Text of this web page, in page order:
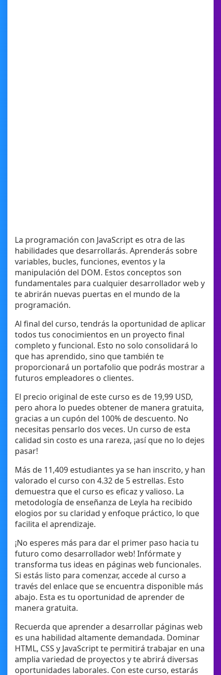
La programación con JavaScript es otra de las
habilidades que desarrollarás. Aprenderás sobre
variables, bucles, funciones, eventos y la
manipulación del DOM. Estos conceptos son
fundamentales para cualquier desarrollador web y
te abrirán nuevas puertas en el mundo de la
programación.
Al final del curso, tendrás la oportunidad de aplicar
todos tus conocimientos en un proyecto final
completo y funcional. Esto no solo consolidará lo
que has aprendido, sino que también te
proporcionará un portafolio que podrás mostrar a
futuros empleadores o clientes.
El precio original de este curso es de 19,99 USD,
pero ahora lo puedes obtener de manera gratuita,
gracias a un cupón del 100% de descuento. No
necesitas pensarlo dos veces. Un curso de esta
calidad sin costo es una rareza, ¡así que no lo dejes
pasar!
Más de 11,409 estudiantes ya se han inscrito, y han
valorado el curso con 4.32 de 5 estrellas. Esto
demuestra que el curso es eficaz y valioso. La
metodología de enseñanza de Leyla ha recibido
elogios por su claridad y enfoque práctico, lo que
facilita el aprendizaje.
¡No esperes más para dar el primer paso hacia tu
futuro como desarrollador web! Infórmate y
transforma tus ideas en páginas web funcionales.
Si estás listo para comenzar, accede al curso a
través del enlace que se encuentra disponible más
abajo. Esta es tu oportunidad de aprender de
manera gratuita.
Recuerda que aprender a desarrollar páginas web
es una habilidad altamente demandada. Dominar
HTML, CSS y JavaScript te permitirá trabajar en una
amplia variedad de proyectos y te abrirá diversas
oportunidades laborales. Con este curso, estarás